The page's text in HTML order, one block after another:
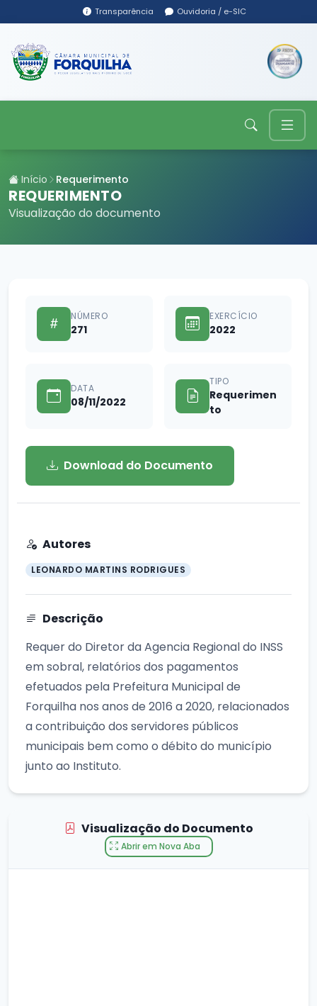
Transparência Ouvidoria / e-SIC
Início Requerimento
REQUERIMENTO
Visualização do documento
NÚMERO
271
EXERCÍCIO
2022
DATA
08/11/2022
TIPO
Requerimen
to
Download do Documento
Autores
LEONARDO MARTINS RODRIGUES
Descrição
Requer do Diretor da Agencia Regional do INSS
em sobral, relatórios dos pagamentos
efetuados pela Prefeitura Municipal de
Forquilha nos anos de 2016 a 2020, relacionados
a contribuição dos servidores públicos
municipais bem como o débito do município
junto ao Instituto.
Visualização do Documento
Abrir em Nova Aba